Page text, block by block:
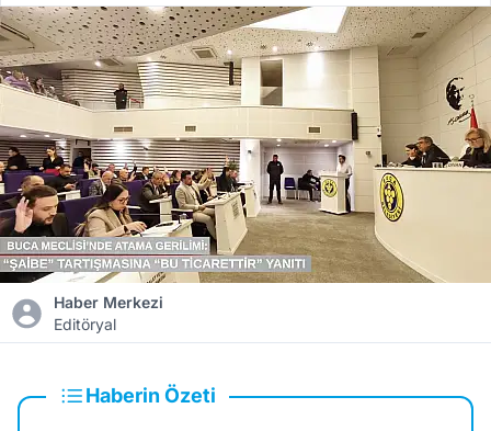
Haber Merkezi
Editöryal
Haberin Özeti